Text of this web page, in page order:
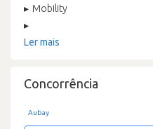
Mobility
Ler mais
Concorrência
Aubay